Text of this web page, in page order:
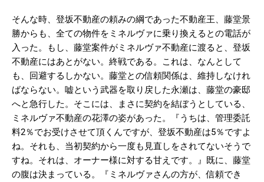
そんな時、登坂不動産の頼みの綱であった不動産王、藤堂景
勝からも、全ての物件をミネルヴァに乗り換えるとの電話が
入った。もし、藤堂案件がミネルヴァ不動産に渡ると、登坂
不動産にはあとがない。終戦である。これは、なんとして
も、回避するしかない。藤堂との信頼関係は、維持しなけれ
ばならない。嘘という武器を取り戻した永瀬は、藤堂の豪邸
へと急行した。そこには、まさに契約を結ぼうとしている、
ミネルヴァ不動産の花澤の姿があった。『うちは、管理委託
料2％でお受けさせて頂くんですが、登坂不動産は5％ですよ
ね。それも、当初契約から一度も見直しをされてないそうで
すね。それは、オーナー様に対する甘えです。』既に、藤堂
の腹は決まっている。『ミネルヴァさんの方が、信頼でき